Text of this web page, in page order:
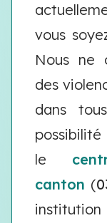
vous
Nous ne
des
dans
le
canton (